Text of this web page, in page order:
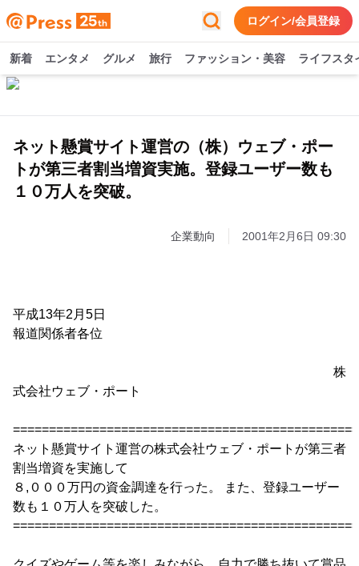
ログイン/会員登録
新着 エンタメ グルメ 旅行 ファッション・美容 ライフスタ
ネット懸賞サイト運営の（株）ウェブ・ポー
トが第三者割当増資実施。登録ユーザー数も
１０万人を突破。
企業動向 2001年2月6日 09:30
平成13年2月5日
報道関係者各位
株
式会社ウェブ・ポート
ネット懸賞サイト運営の株式会社ウェブ・ポートが第三者
割当増資を実施して
８,０００万円の資金調達を行った。 また、登録ユーザー
数も１０万人を突破した。